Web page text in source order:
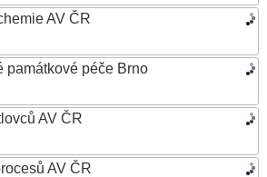
AV ČR
památkové péče Brno
AV ČR
AV ČR